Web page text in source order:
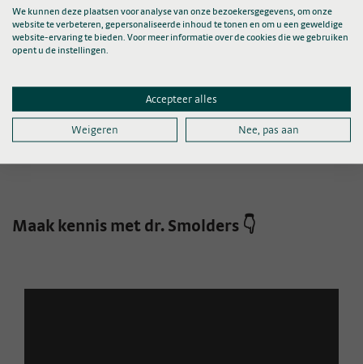
Clinical Research lead Orthopedie
Onderzoeksprojecten:
Complexiteit en uitkomsten van knierevisiechirurgie
Ontwikkeling Zorgzwaartemeter / Combined Complexity
Tool
Maak kennis met dr. Smolders 👇
We kunnen deze plaatsen voor analyse van onze bezoekersgegevens, om onze
website te verbeteren, gepersonaliseerde inhoud te tonen en om u een geweldige
website-ervaring te bieden. Voor meer informatie over de cookies die we gebruiken
opent u de instellingen.
Accepteer alles
Weigeren Nee, pas aan